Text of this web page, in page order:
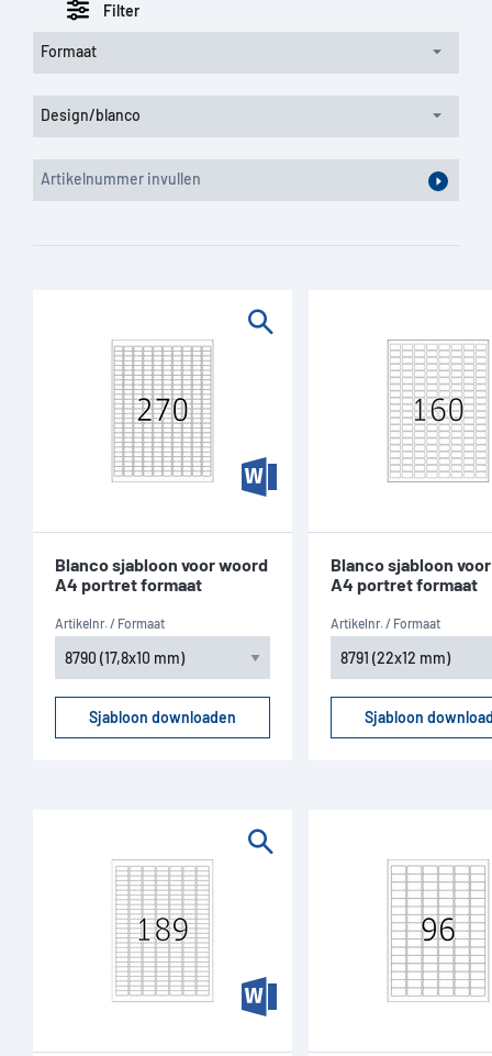
Filter
Formaat
Design/blanco
Blanco sjabloon voor woord
A4 portret formaat
Artikelnr. / Formaat
Sjabloon downloaden
Blanco sjabloon
A4 portret formaat
Artikelnr. / Formaat
Sjabloon